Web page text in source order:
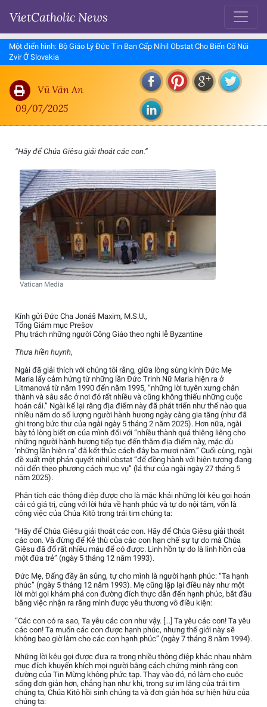
VietCatholic News
Một điển hình: Bộ Giáo Lý Đức Tin Ban Cấp Nihil Obstat Cho Biến Cố Núi
Zvir Ở Slovakia
Vũ Văn An
09/07/2025
“Hãy để Chúa Giêsu giải thoát các con.”
Vatican Media
Kính gửi Đức Cha Jonáš Maxim, M.S.U.,
Tổng Giám mục Prešov
Phụ trách những người Công Giáo theo nghi lễ Byzantine
Thưa hiền huynh,
Ngài đã giải thích với chúng tôi rằng, giữa lòng sùng kính Đức Mẹ
Maria lấy cảm hứng từ những lần Đức Trinh Nữ Maria hiện ra ở
Litmanová từ năm 1990 đến năm 1995, “những lời tuyên xưng chân
thành và sâu sắc ở nơi đó rất nhiều và cũng không thiếu những cuộc
hoán cải.” Ngài kể lại rằng địa điểm này đã phát triển như thế nào qua
nhiều năm do số lượng người hành hương ngày càng gia tăng (như đã
ghi trong bức thư của ngài ngày 5 tháng 2 năm 2025). Hơn nữa, ngài
bày tỏ lòng biết ơn của mình đối với “nhiều thành quả thiêng liêng cho
những người hành hương tiếp tục đến thăm địa điểm này, mặc dù
‘những lần hiện ra’ đã kết thúc cách đây ba mươi năm.” Cuối cùng, ngài
đề xuất một phán quyết nihil obstat “để đồng hành với hiện tượng đang
nói đến theo phương cách mục vụ” (lá thư của ngài ngày 27 tháng 5
năm 2025).
Phân tích các thông điệp được cho là mặc khải những lời kêu gọi hoán
cải có giá trị, cùng với lời hứa về hạnh phúc và tự do nội tâm, vốn là
công việc của Chúa Kitô trong trái tim chúng ta:
“Hãy để Chúa Giêsu giải thoát các con. Hãy để Chúa Giêsu giải thoát
các con. Và đừng để Kẻ thù của các con hạn chế sự tự do mà Chúa
Giêsu đã đổ rất nhiều máu để có được. Linh hồn tự do là linh hồn của
một đứa trẻ” (ngày 5 tháng 12 năm 1993).
Đức Mẹ, Đấng đầy ân sủng, tự cho mình là người hạnh phúc: “Ta hạnh
phúc” (ngày 5 tháng 12 năm 1993). Mẹ cũng lặp lại điều này như một
lời mời gọi khám phá con đường đích thực dẫn đến hạnh phúc, bắt đầu
bằng việc nhận ra rằng mình được yêu thương vô điều kiện:
“Các con có ra sao, Ta yêu các con như vậy. [...] Ta yêu các con! Ta yêu
các con! Ta muốn các con được hạnh phúc, nhưng thế giới này sẽ
không bao giờ làm cho các con hạnh phúc” (ngày 7 tháng 8 năm 1994).
Những lời kêu gọi được đưa ra trong nhiều thông điệp khác nhau nhằm
mục đích khuyến khích mọi người bằng cách chứng minh rằng con
đường của Tin Mừng không phức tạp. Thay vào đó, nó làm cho cuộc
sống đơn giản hơn, chẳng hạn như khi, trong sự im lặng của trái tim
chúng ta, Chúa Kitô hồi sinh chúng ta và đơn giản hóa sự hiện hữu của
chúng ta: